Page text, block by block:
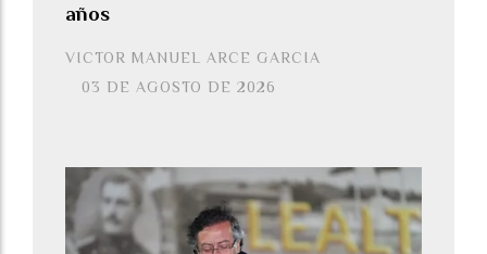
años
VICTOR MANUEL ARCE GARCIA
03 DE AGOSTO DE 2026